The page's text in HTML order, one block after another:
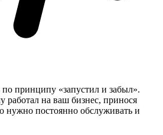
принципу «запустил и забыл».
работал на ваш бизнес, принося
нужно постоянно обслуживать и